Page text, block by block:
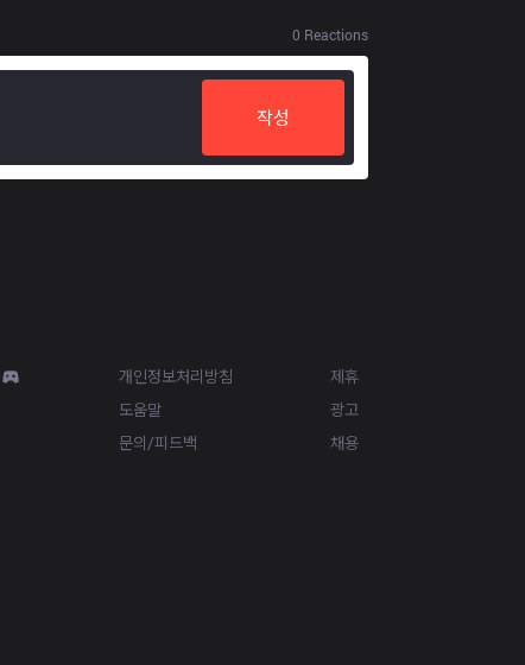
0 Reactions
작성
개인정보처리방침
도움말
문의/피드백
제휴
광고
채용